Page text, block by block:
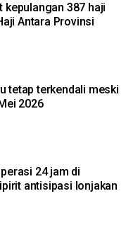
kepulangan 387 haji
tetap terkendali meski
2026
24 jam di
antisipasi lonjakan